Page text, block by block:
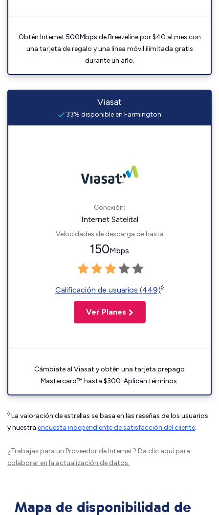
Obtén Internet 500Mbps de Breezeline por $40 al mes con
una tarjeta de regalo y una línea móvil ilimitada gratis
durante un año.
Viasat
33% disponible en Farmington
Conexión:
Internet Satelital
Velocidades de descarga de hasta
150Mbps
Calificación de usuarios (449)◊
Ver Planes
Cámbiate al Viasat y obtén una tarjeta prepago
Mastercard™ hasta $300. Aplican términos.
◊ La valoración de estrellas se basa en las reseñas de los usuarios
y nuestra encuesta independiente de satisfacción del cliente.
¿Trabajas para un Proveedor de Internet? Da clic aquípara
colaborar en la actualización de datos.
Mapa de disponibilidad de